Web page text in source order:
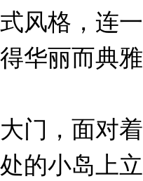
风格，连
华丽而典
，面对着
的小岛上